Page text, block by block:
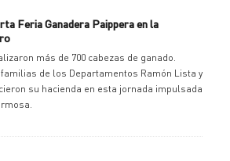
Feria Ganadera Paippera en la
más de 700 cabezas de ganado.
de los Departamentos Ramón Lista y
su hacienda en esta jornada impulsada